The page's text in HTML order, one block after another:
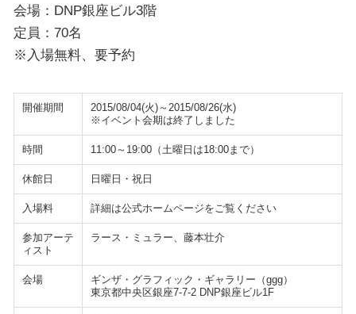
会場：DNP銀座ビル3階
定員：70名
※入場無料、要予約
開催期間
2015/08/04(火)～2015/08/26(水)
※イベント会期は終了しました
時間 11:00～19:00（土曜日は18:00まで）
休館日 日曜日・祝日
入場料 詳細は公式ホームページをご覧ください
参加アーテ
ィスト
ラース・ミュラー、藤本壮介
会場
ギンザ・グラフィック・ギャラリー（ggg）
東京都中央区銀座7-7-2 DNP銀座ビル1F